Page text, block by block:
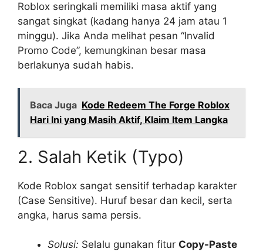
Roblox seringkali memiliki masa aktif yang
sangat singkat (kadang hanya 24 jam atau 1
minggu). Jika Anda melihat pesan “Invalid
Promo Code”, kemungkinan besar masa
berlakunya sudah habis.
Baca Juga Kode Redeem The Forge Roblox
Hari Ini yang Masih Aktif, Klaim Item Langka
2. Salah Ketik (Typo)
Kode Roblox sangat sensitif terhadap karakter
(Case Sensitive). Huruf besar dan kecil, serta
angka, harus sama persis.
Solusi: Selalu gunakan fitur Copy-Paste